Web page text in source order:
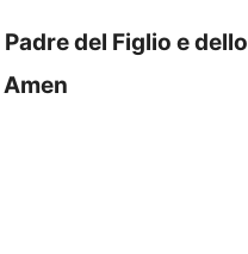
del Figlio e dello